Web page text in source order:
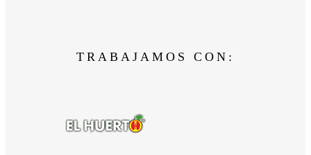
TRABAJAMOS CON: